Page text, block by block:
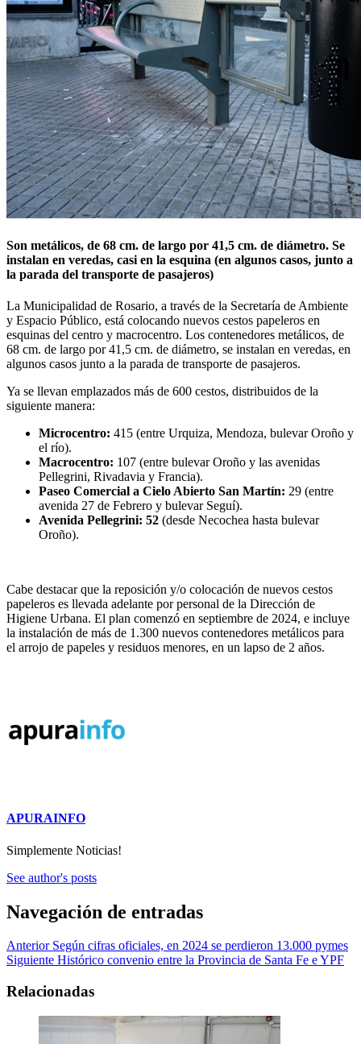
Son metálicos, de 68 cm. de largo por 41,5 cm. de diámetro. Se
instalan en veredas, casi en la esquina (en algunos casos, junto a
la parada del transporte de pasajeros)
La Municipalidad de Rosario, a través de la Secretaría de Ambiente
y Espacio Público, está colocando nuevos cestos papeleros en
esquinas del centro y macrocentro. Los contenedores metálicos, de
68 cm. de largo por 41,5 cm. de diámetro, se instalan en veredas, en
algunos casos junto a la parada de transporte de pasajeros.
Ya se llevan emplazados más de 600 cestos, distribuidos de la
siguiente manera:
Microcentro: 415 (entre Urquiza, Mendoza, bulevar Oroño y
el río).
Macrocentro: 107 (entre bulevar Oroño y las avenidas
Pellegrini, Rivadavia y Francia).
Paseo Comercial a Cielo Abierto San Martín: 29 (entre
avenida 27 de Febrero y bulevar Seguí).
Avenida Pellegrini: 52 (desde Necochea hasta bulevar
Oroño).
Cabe destacar que la reposición y/o colocación de nuevos cestos
papeleros es llevada adelante por personal de la Dirección de
Higiene Urbana. El plan comenzó en septiembre de 2024, e incluye
la instalación de más de 1.300 nuevos contenedores metálicos para
el arrojo de papeles y residuos menores, en un lapso de 2 años.
APURAINFO
Simplemente Noticias!
See author's posts
Navegación de entradas
AnteriorSegún cifras oficiales, en 2024 se perdieron 13.000 pymes
Siguiente Histórico convenio entre la Provincia de Santa Fe e YPF
Relacionadas